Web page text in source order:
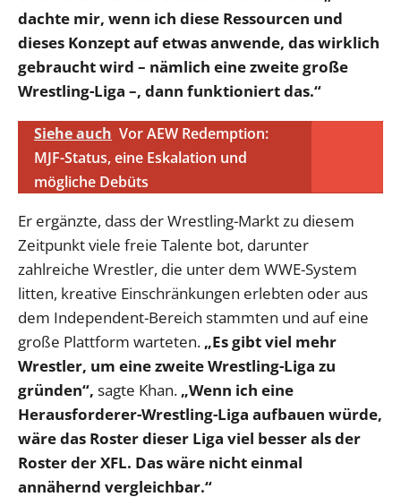
dachte mir, wenn ich diese Ressourcen und
dieses Konzept auf etwas anwende, das wirklich
gebraucht wird – nämlich eine zweite große
Wrestling-Liga –, dann funktioniert das.“
Siehe auch Vor AEW Redemption:
MJF-Status, eine Eskalation und
mögliche Debüts
Er ergänzte, dass der Wrestling-Markt zu diesem
Zeitpunkt viele freie Talente bot, darunter
zahlreiche Wrestler, die unter dem WWE-System
litten, kreative Einschränkungen erlebten oder aus
dem Independent-Bereich stammten und auf eine
große Plattform warteten. „Es gibt viel mehr
Wrestler, um eine zweite Wrestling-Liga zu
gründen“, sagte Khan. „Wenn ich eine
Herausforderer-Wrestling-Liga aufbauen würde,
wäre das Roster dieser Liga viel besser als der
Roster der XFL. Das wäre nicht einmal
annähernd vergleichbar.“